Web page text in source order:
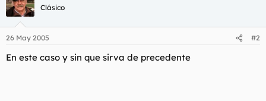
Clásico
26 May 2005 #2
En este caso y sin que sirva de precedente